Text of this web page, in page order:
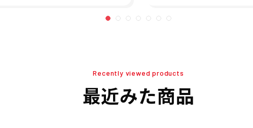
Recently viewed products
最近みた商品